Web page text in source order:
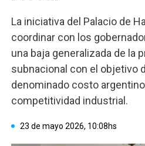
La iniciativa del Palacio de
coordinar con los
una baja generalizada de la
subnacional con el objetivo
denominado costo
competitividad industrial.
23 de mayo 2026, 10:08hs